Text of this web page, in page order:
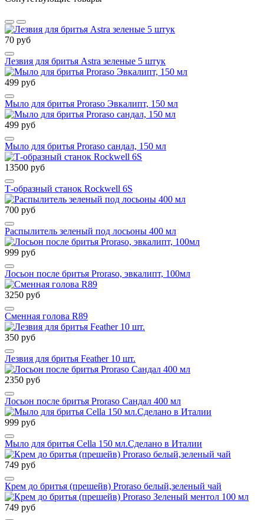
70 руб
Лезвия для бритья Astra зеленые 5 штук
499 руб
Мыло для бритья Proraso Эвкалипт, 150 мл
499 руб
Мыло для бритья Proraso сандал, 150 мл
13500 руб
Т-образный станок Rockwell 6S
700 руб
Распылитель зеленый под лосьоны 400 мл
999 руб
Лосьон после бритья Proraso, эвкалипт, 100мл
3250 руб
Сменная голова R89
350 руб
Лезвия для бритья Feather 10 шт.
2350 руб
Лосьон после бритья Proraso Сандал 400 мл
999 руб
Мыло для бритья Cella 150 мл.Сделано в Италии
749 руб
Крем до бритья (прешейв) Proraso белый,зеленый чай
749 руб